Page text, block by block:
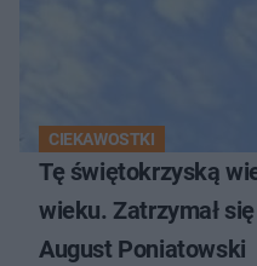
CIEKAWOSTKI
Tę świętokrzyską
wieku. Zatrzymał
August Poniatowski